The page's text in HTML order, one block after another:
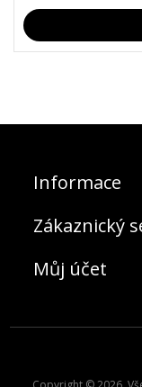
Informace
Zákaznický
Můj účet